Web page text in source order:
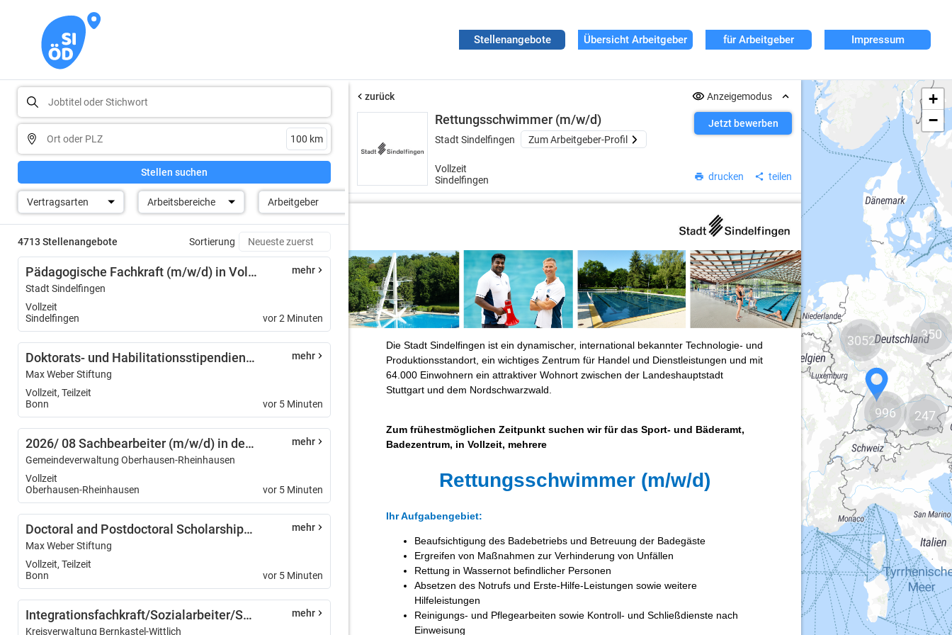
Stellenangebote Übersicht Arbeitgeber für Arbeitgeber Impressum
Stellen suchen
Vertragsarten Arbeitsbereiche Arbeitgeber
4713 Stellenangebote Sortierung
Pädagogische Fachkraft (m/w/d) in Voll- und Teilzeit für die 4-gruppige KiTa Lange Anwanden im Krippenbereich
Stadt Sindelfingen
Vollzeit
Sindelfingen
mehr
vor 2 Minuten
Doktorats- und Habilitationsstipendien DHI London
Max Weber Stiftung
Vollzeit, Teilzeit
Bonn
mehr
vor 5 Minuten
2026/ 08 Sachbearbeiter (m/w/d) in der Kämmerei
Gemeindeverwaltung Oberhausen-Rheinhausen
Vollzeit
Oberhausen-Rheinhausen
mehr
vor 5 Minuten
Doctoral and Postdoctoral Scholarships GHI London
Max Weber Stiftung
Vollzeit, Teilzeit
Bonn
mehr
vor 5 Minuten
Integrationsfachkraft/Sozialarbeiter/Sozialpädagoge (m/w/d)
Kreisverwaltung Bernkastel-Wittlich
mehr
zurück Anzeigemodus
Rettungsschwimmer (m/w/d)
Stadt Sindelfingen Zum Arbeitgeber-Profil
Vollzeit
Sindelfingen
Jetzt bewerben
drucken teilen
3052
996
350
247
+
−